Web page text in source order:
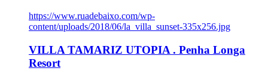
https://www.ruadebaixo.com/wp-
content/uploads/2018/06/la_villa_sunset-335x256.jpg
VILLA TAMARIZ UTOPIA . Penha Longa
Resort